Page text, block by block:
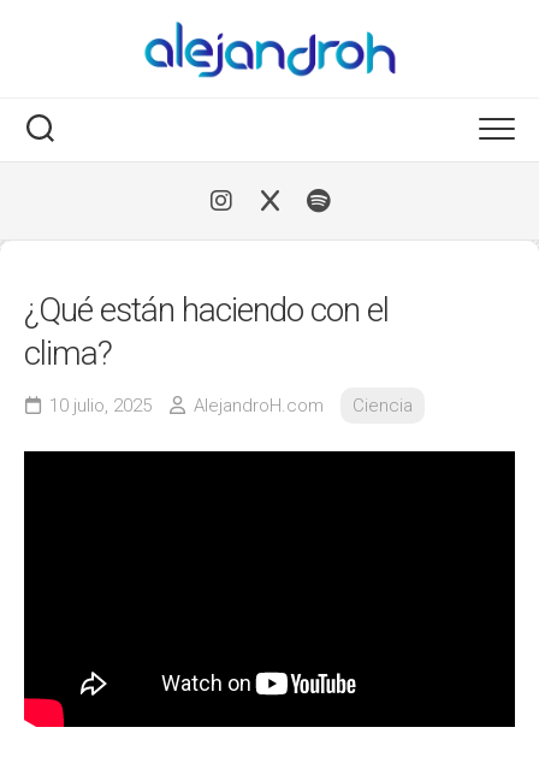
¿Qué están haciendo con el
clima?
10 julio, 2025 AlejandroH.com Ciencia